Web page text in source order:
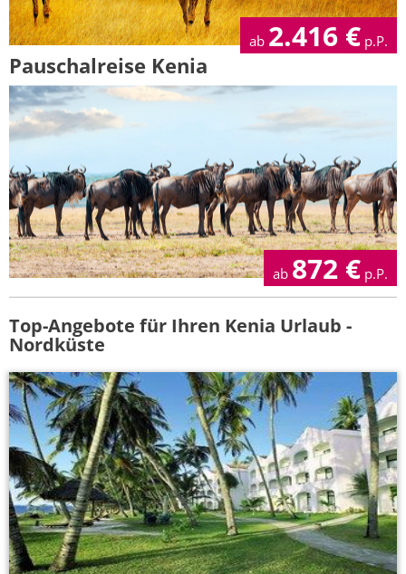
ab 2.416 € p.P.
Pauschalreise Kenia
ab 872 € p.P.
Top-Angebote für Ihren Kenia Urlaub -
Nordküste